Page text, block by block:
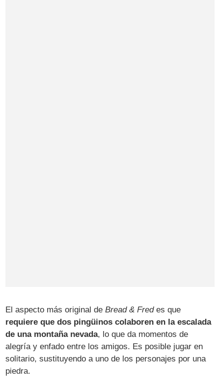
El aspecto más original deBread & Fredes que
requiere que dos pingüinos colaboren en la escalada
de una montaña nevada, lo que da momentos de
alegría y enfado entre los amigos. Es posible jugar en
solitario, sustituyendo a uno de los personajes por una
piedra.